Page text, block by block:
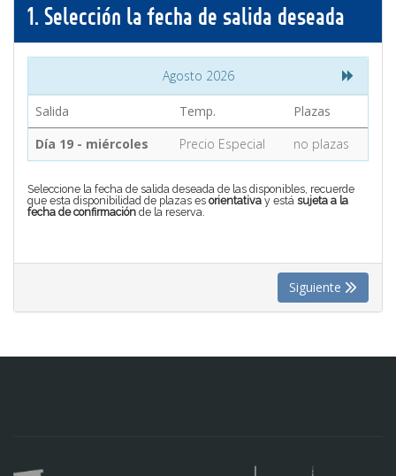
PROMOCIONES
COMPRAR
CONTACTO
1. Selección la fecha de salida deseada
Agosto 2026
Salida Temp.
Plazas
Día 19 - miércoles
Precio Especial no plazas
Seleccione la fecha de salida deseada de las disponibles, recuerde
que esta disponibilidad de plazas es orientativa y está sujeta a la
fecha de confirmación de la reserva.
Siguiente